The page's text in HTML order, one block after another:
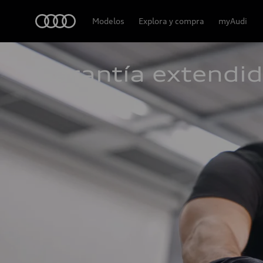
Modelos Explora y compra myAudi
Garantía